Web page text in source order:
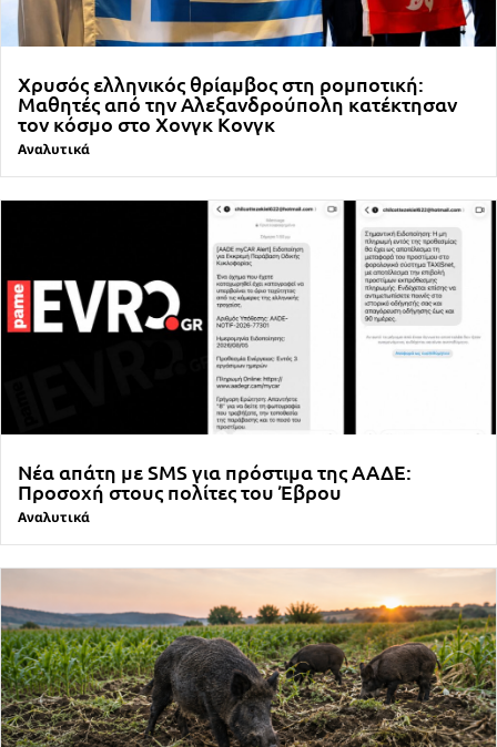
Χρυσός ελληνικός θρίαμβος στη ρομποτική:
Μαθητές από την Αλεξανδρούπολη κατέκτησαν
τον κόσμο στο Χονγκ Κονγκ
Αναλυτικά
Νέα απάτη με SMS για πρόστιμα της ΑΑΔΕ:
Προσοχή στους πολίτες του Έβρου
Αναλυτικά